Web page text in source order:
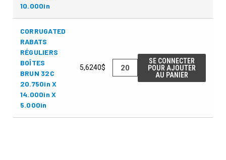
10.000in
CORRUGATED
RABATS
RÉGULIERS
BOÎTES
BRUN 32C
20.750in X
14.000in X
5.000in
5,6240$
SE CONNECTER
POUR AJOUTER
AU PANIER